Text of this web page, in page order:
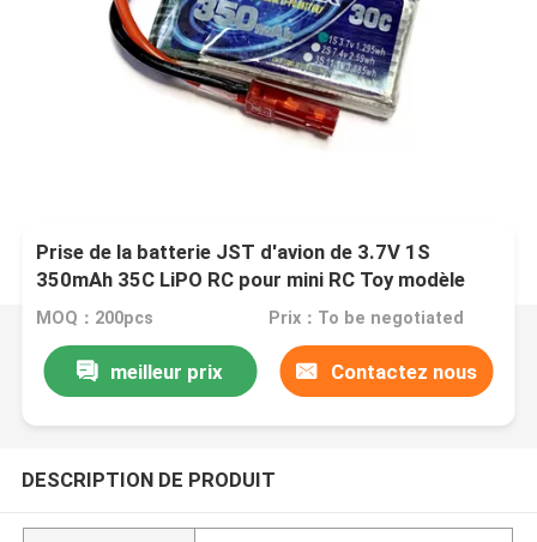
Prise de la batterie JST d'avion de 3.7V 1S
350mAh 35C LiPO RC pour mini RC Toy modèle
MOQ：200pcs Prix：To be negotiated
meilleur prix Contactez nous
DESCRIPTION DE PRODUIT